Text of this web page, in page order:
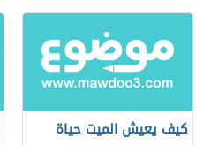
كيف يعيش الميت حياة